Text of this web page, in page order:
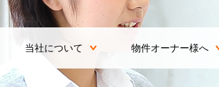
当社について 物件オーナー様へ